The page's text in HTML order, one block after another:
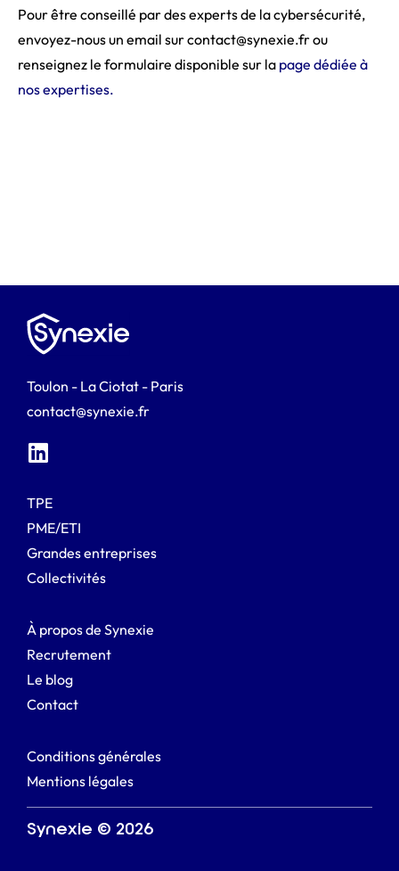
Pour être conseillé par des experts de la cybersécurité,
envoyez-nous un email sur contact@synexie.fr ou
renseignez le formulaire disponible sur la page dédiée à
nos expertises.
Toulon - La Ciotat - Paris
contact@synexie.fr
TPE
PME/ETI
Grandes entreprises
Collectivités
À propos de Synexie
Recrutement
Le blog
Contact
Conditions générales
Mentions légales
Synexie © 2026